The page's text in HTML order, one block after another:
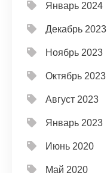
Январь 2024
Декабрь 2023
Ноябрь 2023
Октябрь 2023
Август 2023
Январь 2023
Июнь 2020
Май 2020